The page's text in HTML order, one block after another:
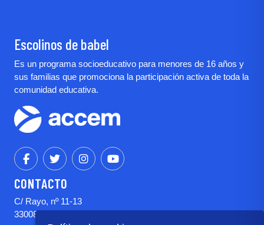
Escolinos de babel
Es un programa socioeducativo para menores de 16 años y
sus familias que promociona la participación activa de toda la
comunidad educativa.
CONTACTO
C/ Rayo, nº 11-13
33008 Oviedo (Asturias)